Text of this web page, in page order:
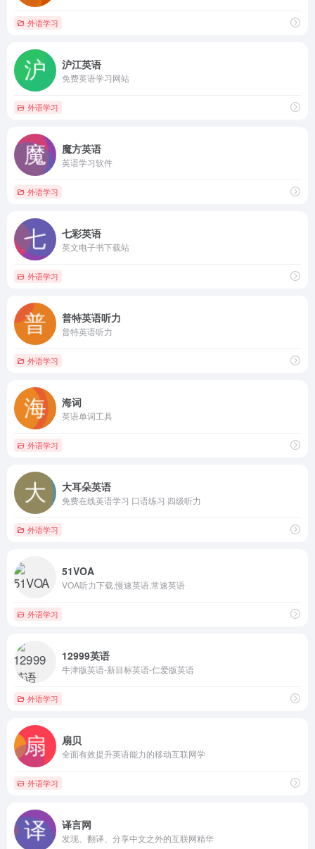
外语学习
沪江英语
免费英语学习网站
外语学习
魔方英语
英语学习软件
外语学习
七彩英语
英文电子书下载站
外语学习
普特英语听力
普特英语听力
外语学习
海词
英语单词工具
外语学习
大耳朵英语
免费在线英语学习 口语练习 四级听力
外语学习
51VOA
VOA听力下载,慢速英语,常速英语
外语学习
12999英语
牛津版英语-新目标英语-仁爱版英语
外语学习
扇贝
全面有效提升英语能力的移动互联网学
外语学习
译言网
发现、翻译、分享中文之外的互联网精华